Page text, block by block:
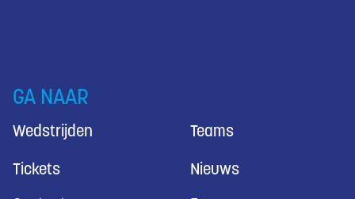
GA NAAR
Wedstrijden Teams
Tickets Nieuws